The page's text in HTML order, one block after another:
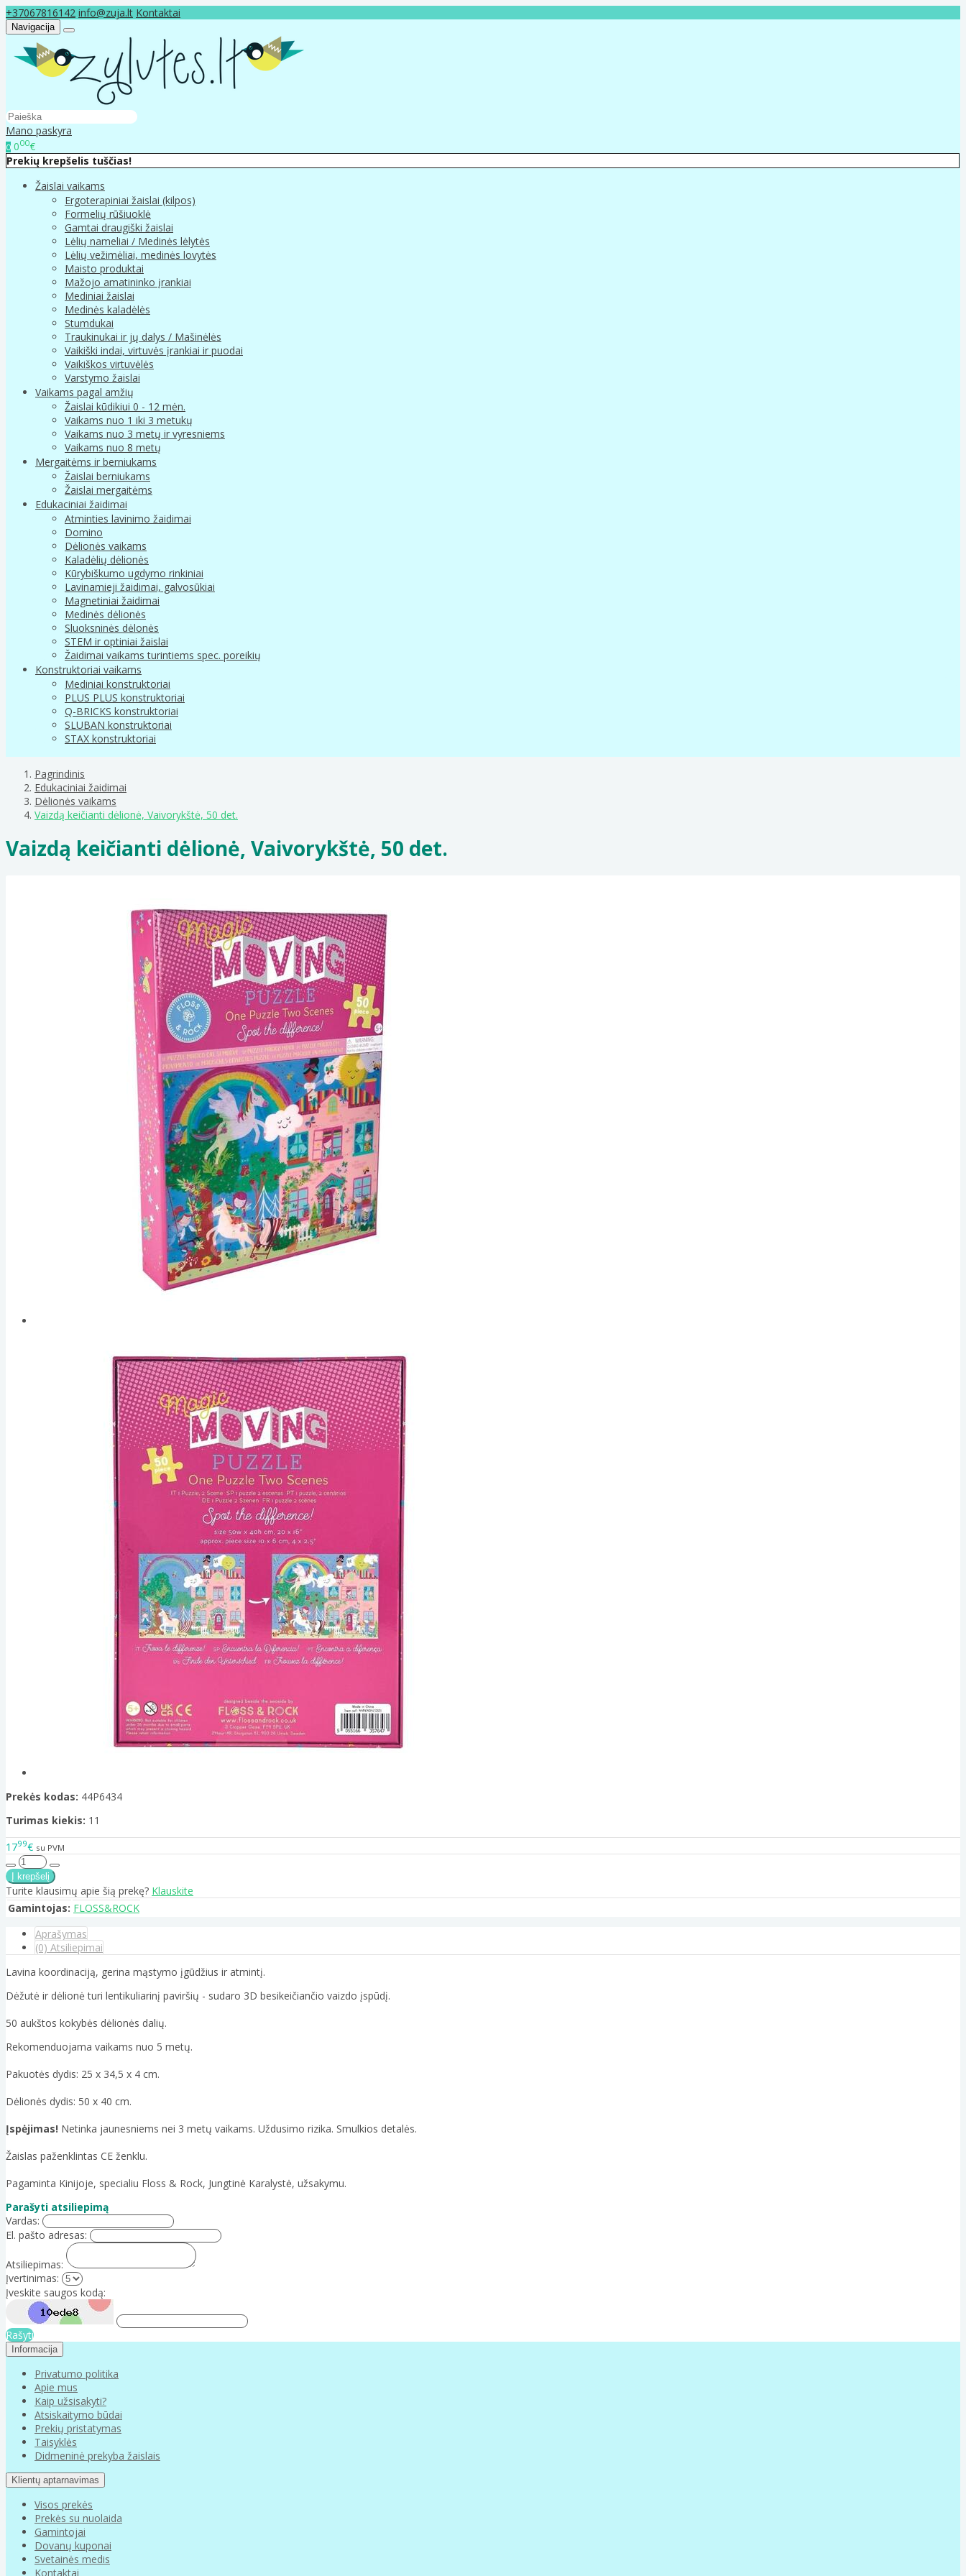
+37067816142 info@zuja.lt Kontaktai
Navigacija
Mano paskyra
0 000€
Prekių krepšelis tuščias!
Žaislai vaikams
Ergoterapiniai žaislai (kilpos)
Formelių rūšiuoklė
Gamtai draugiški žaislai
Lėlių nameliai / Medinės lėlytės
Lėlių vežimėliai, medinės lovytės
Maisto produktai
Mažojo amatininko įrankiai
Mediniai žaislai
Medinės kaladėlės
Stumdukai
Traukinukai ir jų dalys / Mašinėlės
Vaikiški indai, virtuvės įrankiai ir puodai
Vaikiškos virtuvėlės
Varstymo žaislai
Vaikams pagal amžių
Žaislai kūdikiui 0 - 12 mėn.
Vaikams nuo 1 iki 3 metukų
Vaikams nuo 3 metų ir vyresniems
Vaikams nuo 8 metų
Mergaitėms ir berniukams
Žaislai berniukams
Žaislai mergaitėms
Edukaciniai žaidimai
Atminties lavinimo žaidimai
Domino
Dėlionės vaikams
Kaladėlių dėlionės
Kūrybiškumo ugdymo rinkiniai
Lavinamieji žaidimai, galvosūkiai
Magnetiniai žaidimai
Medinės dėlionės
Sluoksninės dėlonės
STEM ir optiniai žaislai
Žaidimai vaikams turintiems spec. poreikių
Konstruktoriai vaikams
Mediniai konstruktoriai
PLUS PLUS konstruktoriai
Q-BRICKS konstruktoriai
SLUBAN konstruktoriai
STAX konstruktoriai
Pagrindinis
Edukaciniai žaidimai
Dėlionės vaikams
Vaizdą keičianti dėlionė, Vaivorykštė, 50 det.
Vaizdą keičianti dėlionė, Vaivorykštė, 50 det.
Prekės kodas: 44P6434
Turimas kiekis: 11
1799€ su PVM
Turite klausimų apie šią prekę? Klauskite
Gamintojas: FLOSS&ROCK
Aprašymas
(0) Atsiliepimai
Lavina koordinaciją, gerina mąstymo įgūdžius ir atmintį.
Dėžutė ir dėlionė turi lentikuliarinį paviršių - sudaro 3D besikeičiančio vaizdo įspūdį.
50 aukštos kokybės dėlionės dalių.
Rekomenduojama vaikams nuo 5 metų.
Pakuotės dydis: 25 x 34,5 x 4 cm.
Dėlionės dydis: 50 x 40 cm.
Įspėjimas! Netinka jaunesniems nei 3 metų vaikams. Uždusimo rizika. Smulkios detalės.
Žaislas paženklintas CE ženklu.
Pagaminta Kinijoje, specialiu Floss & Rock, Jungtinė Karalystė, užsakymu.
Parašyti atsiliepimą
Vardas:
El. pašto adresas:
Atsiliepimas:
Įvertinimas:
Įveskite saugos kodą:
Rašyti
Informacija
Privatumo politika
Apie mus
Kaip užsisakyti?
Atsiskaitymo būdai
Prekių pristatymas
Taisyklės
Didmeninė prekyba žaislais
Klientų aptarnavimas
Visos prekės
Prekės su nuolaida
Gamintojai
Dovanų kuponai
Svetainės medis
Kontaktai